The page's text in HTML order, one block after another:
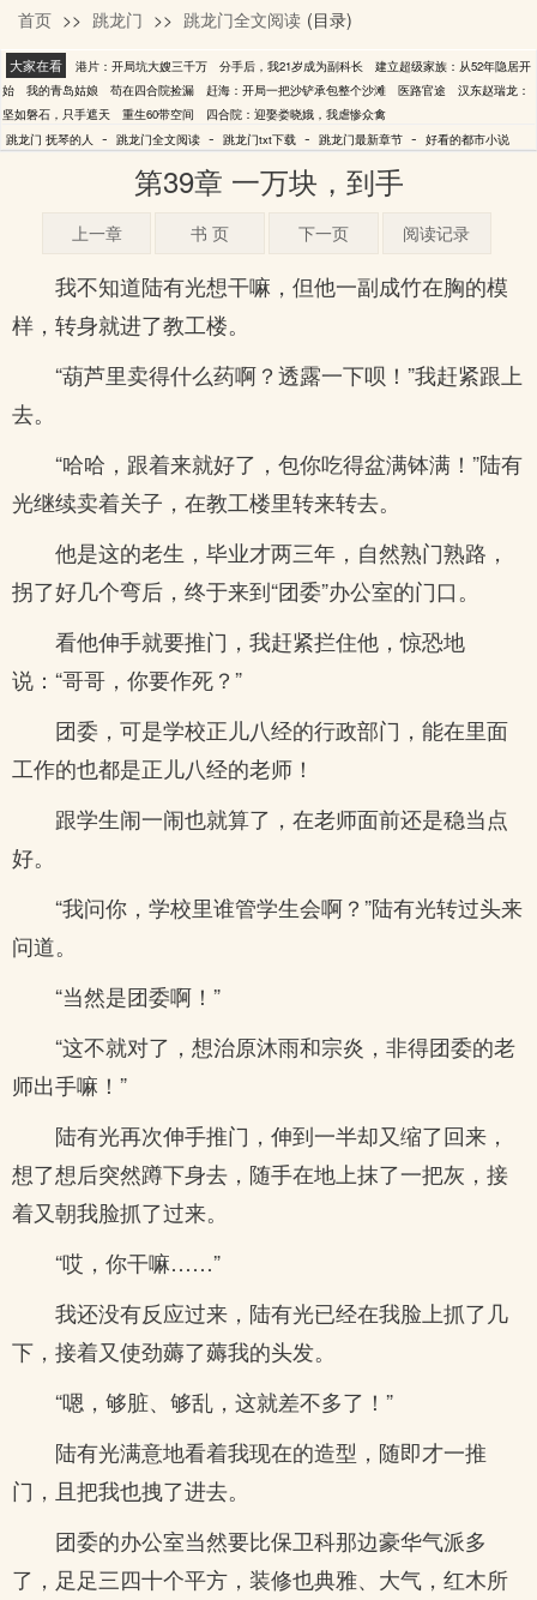
抚琴的人
首页 >> 跳龙门 >> 跳龙门全文阅读 (目录)
大家在看 港片：开局坑大嫂三千万 分手后，我21岁成为副科长
建立超级家族：从52年隐居开
始
我的青岛姑娘 苟在四合院捡漏 赶海：开局一把沙铲承包整个沙滩 医路官途
汉东赵瑞龙：
坚如磐石，只手遮天
重生60带空间
四合院：迎娶娄晓娥，我虐惨众禽
跳龙门 抚琴的人
- 跳龙门全文阅读 - 跳龙门txt下载 - 跳龙门最新章节 - 好看的都市小说
第39章 一万块，到手
上一章 书 页 下一页 阅读记录
我不知道陆有光想干嘛，但他一副成竹在胸的模
样，转身就进了教工楼。
“葫芦里卖得什么药啊？透露一下呗！”我赶紧跟上
去。
“哈哈，跟着来就好了，包你吃得盆满钵满！”陆有
光继续卖着关子，在教工楼里转来转去。
他是这的老生，毕业才两三年，自然熟门熟路，
拐了好几个弯后，终于来到“团委”办公室的门口。
看他伸手就要推门，我赶紧拦住他，惊恐地
说：“哥哥，你要作死？”
团委，可是学校正儿八经的行政部门，能在里面
工作的也都是正儿八经的老师！
跟学生闹一闹也就算了，在老师面前还是稳当点
好。
“我问你，学校里谁管学生会啊？”陆有光转过头来
问道。
“当然是团委啊！”
“这不就对了，想治原沐雨和宗炎，非得团委的老
师出手嘛！”
陆有光再次伸手推门，伸到一半却又缩了回来，
想了想后突然蹲下身去，随手在地上抹了一把灰，接
着又朝我脸抓了过来。
“哎，你干嘛……”
我还没有反应过来，陆有光已经在我脸上抓了几
下，接着又使劲薅了薅我的头发。
“嗯，够脏、够乱，这就差不多了！”
陆有光满意地看着我现在的造型，随即才一推
门，且把我也拽了进去。
团委的办公室当然要比保卫科那边豪华气派多
了，足足三四十个平方，装修也典雅、大气，红木所